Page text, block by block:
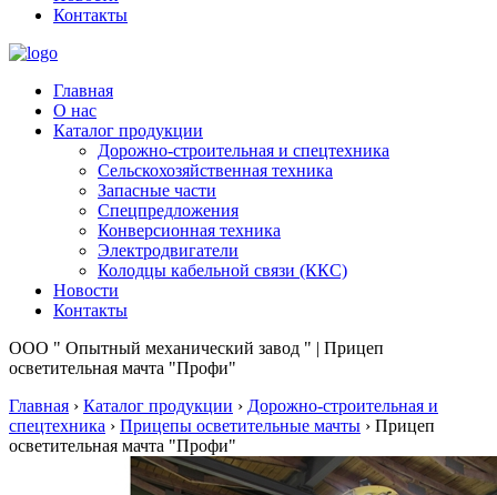
Контакты
Главная
О нас
Каталог продукции
Дорожно-строительная и спецтехника
Сельскохозяйственная техника
Запасные части
Спецпредложения
Конверсионная техника
Электродвигатели
Колодцы кабельной связи (ККС)
Новости
Контакты
ООО " Опытный механический завод " | Прицеп
осветительная мачта "Профи"
Главная › Каталог продукции › Дорожно-строительная и
спецтехника › Прицепы осветительные мачты › Прицеп
осветительная мачта "Профи"